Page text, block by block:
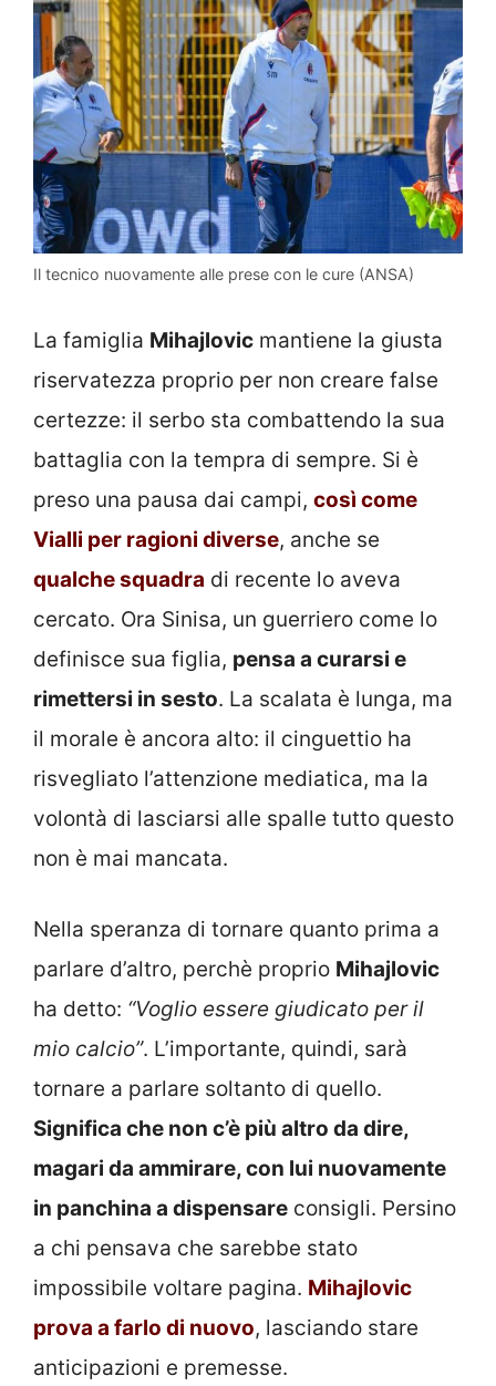
Il tecnico nuovamente alle prese con le cure (ANSA)
La famiglia Mihajlovic mantiene la giusta
riservatezza proprio per non creare false
certezze: il serbo sta combattendo la sua
battaglia con la tempra di sempre. Si è
preso una pausa dai campi, così come
Vialli per ragioni diverse, anche se
qualche squadra di recente lo aveva
cercato. Ora Sinisa, un guerriero come lo
definisce sua figlia, pensa a curarsi e
rimettersi in sesto. La scalata è lunga, ma
il morale è ancora alto: il cinguettio ha
risvegliato l’attenzione mediatica, ma la
volontà di lasciarsi alle spalle tutto questo
non è mai mancata.
Nella speranza di tornare quanto prima a
parlare d’altro, perchè proprio Mihajlovic
ha detto: “Voglio essere giudicato per il
mio calcio”. L’importante, quindi, sarà
tornare a parlare soltanto di quello.
Significa che non c’è più altro da dire,
magari da ammirare, con lui nuovamente
in panchina a dispensare consigli. Persino
a chi pensava che sarebbe stato
impossibile voltare pagina. Mihajlovic
prova a farlo di nuovo, lasciando stare
anticipazioni e premesse.